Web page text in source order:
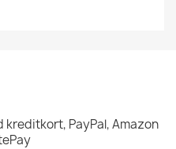
kreditkort, PayPal, Amazon